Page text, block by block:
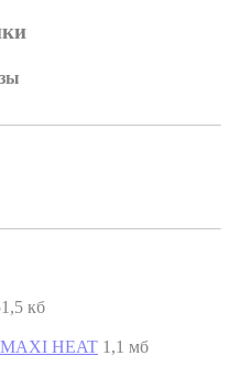
кб
MAXI HEAT 1,1 мб